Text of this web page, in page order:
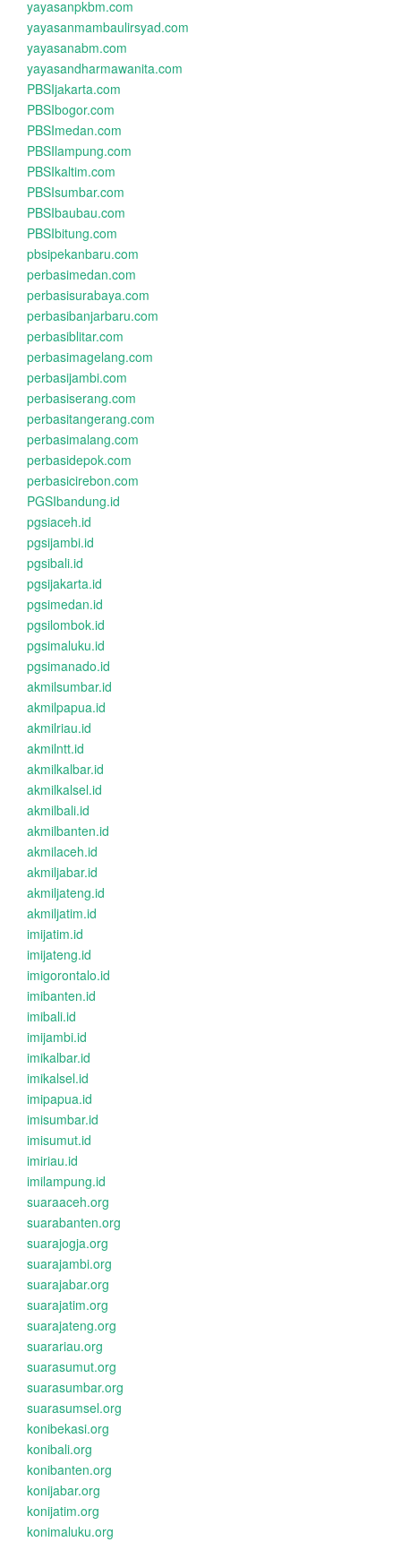
yayasanpkbm.com
yayasanmambaulirsyad.com
yayasanabm.com
yayasandharmawanita.com
PBSIjakarta.com
PBSIbogor.com
PBSImedan.com
PBSIlampung.com
PBSIkaltim.com
PBSIsumbar.com
PBSIbaubau.com
PBSIbitung.com
pbsipekanbaru.com
perbasimedan.com
perbasisurabaya.com
perbasibanjarbaru.com
perbasiblitar.com
perbasimagelang.com
perbasijambi.com
perbasiserang.com
perbasitangerang.com
perbasimalang.com
perbasidepok.com
perbasicirebon.com
PGSIbandung.id
pgsiaceh.id
pgsijambi.id
pgsibali.id
pgsijakarta.id
pgsimedan.id
pgsilombok.id
pgsimaluku.id
pgsimanado.id
akmilsumbar.id
akmilpapua.id
akmilriau.id
akmilntt.id
akmilkalbar.id
akmilkalsel.id
akmilbali.id
akmilbanten.id
akmilaceh.id
akmiljabar.id
akmiljateng.id
akmiljatim.id
imijatim.id
imijateng.id
imigorontalo.id
imibanten.id
imibali.id
imijambi.id
imikalbar.id
imikalsel.id
imipapua.id
imisumbar.id
imisumut.id
imiriau.id
imilampung.id
suaraaceh.org
suarabanten.org
suarajogja.org
suarajambi.org
suarajabar.org
suarajatim.org
suarajateng.org
suarariau.org
suarasumut.org
suarasumbar.org
suarasumsel.org
konibekasi.org
konibali.org
konibanten.org
konijabar.org
konijatim.org
konimaluku.org